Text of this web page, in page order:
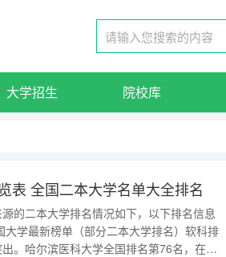
大学招生 院校库
表 全国二本大学名单大全排名
的二本大学排名情况如下，以下排名信息
学最新榜单（部分二本大学排名）软科排
。哈尔滨医科大学全国排名第76名，在医